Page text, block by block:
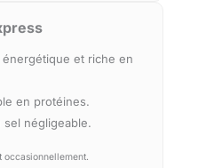
énergétique et riche en
en protéines.
sel négligeable.
occasionnellement.